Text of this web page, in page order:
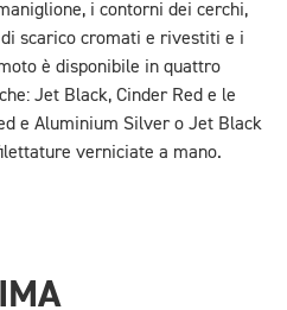
i contorni dei cerchi,
scarico cromati e rivestiti e i
è disponibile in quattro
Jet Black, Cinder Red e le
e Aluminium Silver o Jet Black
verniciate a mano.